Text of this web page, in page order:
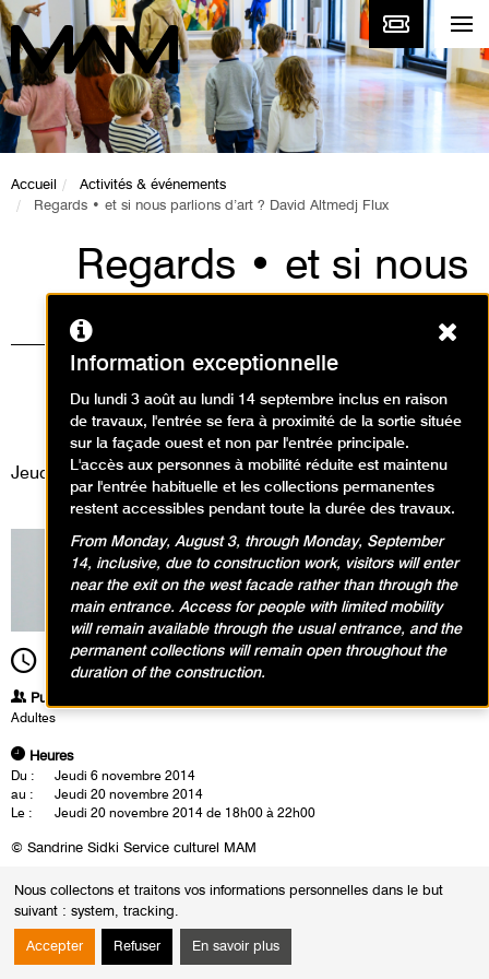
Nous collectons et traitons vos informations personnelles dans le but
suivant : system, tracking.
Accepter Refuser En savoir plus
Accueil
Activités & événements
Regards • et si nous parlions d’art ? David Altmedj Flux
Regards • et si nous
parlions d’art ?
David Altmedj Flux
Animations, Événement / Visite
animation
Jeudi 20 novembre 2014
18h00 4h00
Publics
Adultes
Heures
Du :
Jeudi 6 novembre 2014
au :
Jeudi 20 novembre 2014
Le :
Jeudi 20 novembre 2014 de 18h00 à 22h00
© Sandrine Sidki Service culturel MAM
accueille les visiteurs lors de deux nocturnes dans l'exposition
David Altmejd 10 octobre 2014 - 1er février 2015
Leur spécificité ? Ils évoluent dans des disciplines universitaires variées
favorisant ainsi un échange riche en opinions, points de vue et regards
Information exceptionnelle
Du lundi 3 août au lundi 14 septembre inclus en raison
de travaux, l'entrée se fera à proximité de la sortie située
sur la façade ouest et non par l'entrée principale.
L'accès aux personnes à mobilité réduite est maintenu
par l'entrée habituelle et les collections permanentes
restent accessibles pendant toute la durée des travaux.
From Monday, August 3, through Monday, September
14, inclusive, due to construction work, visitors will enter
near the exit on the west facade rather than through the
main entrance. Access for people with limited mobility
will remain available through the usual entrance, and the
permanent collections will remain open throughout the
duration of the construction.